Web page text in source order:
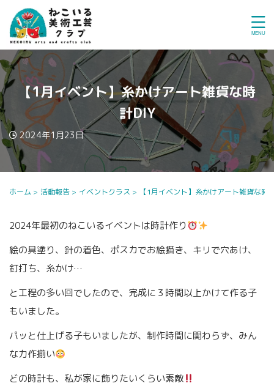
【1月イベント】糸かけアート雑貨な時
計DIY
2024年1月23日
ホーム > 活動報告 > イベントクラス > 【1月イベント】糸かけアート雑貨な時
2024年最初のねこいるイベントは時計作り
絵の具塗り、針の着色、ポスカでお絵描き、キリで穴あけ、
釘打ち、糸かけ…
と工程の多い回でしたので、完成に３時間以上かけて作る子
もいました。
パッと仕上げる子もいましたが、制作時間に関わらず、みん
な力作揃い
どの時計も、私が家に飾りたいくらい素敵